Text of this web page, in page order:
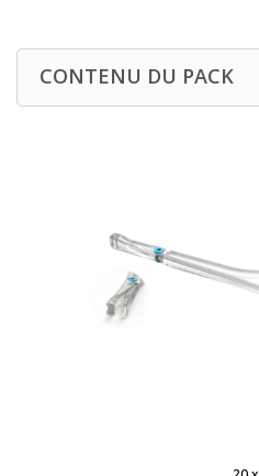
CONTENU DU PACK